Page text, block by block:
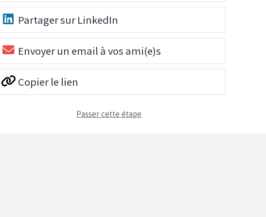
Partager sur LinkedIn
Envoyer un email à vos ami(e)s
Copier le lien
Passer cette étape